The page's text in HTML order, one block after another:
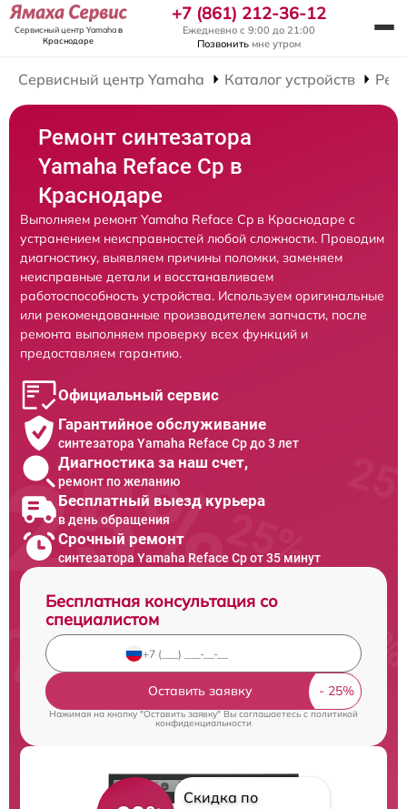
Сервисный центр Yamahaв
Краснодаре
+7 (861) 212-36-12
Ежедневно с 9:00 до 21:00
Позвонить мне утром
Сервисный центр Yamaha Каталог устройств
Ремонт синтезатора
Yamaha Reface Cp в
Краснодаре
Выполняем ремонт Yamaha Reface Cp в Краснодаре с
устранением неисправностей любой сложности. Проводим
диагностику, выявляем причины поломки, заменяем
неисправные детали и восстанавливаем
работоспособность устройства. Используем оригинальные
или рекомендованные производителем запчасти, после
ремонта выполняем проверку всех функций и
предоставляем гарантию.
Официальный сервис
Гарантийное обслуживание
синтезатора Yamaha Reface Cp до 3 лет
Диагностика за наш счет,
ремонт по желанию
Бесплатный выезд курьера
в день обращения
Срочный ремонт
синтезатора Yamaha Reface Cp от 35 минут
Бесплатная консультация со
специалистом
Оставить заявку
Нажимая на кнопку "Оставить заявку" Вы соглашаетесь cполитикой
конфиденциальности
Скидка по